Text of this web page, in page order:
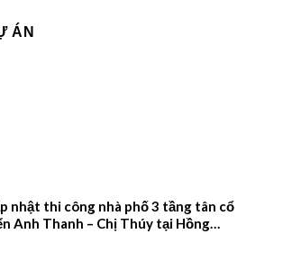
ÁN
nhật thi công nhà phố 3 tầng tân cổ
Anh Thanh – Chị Thúy tại Hồng